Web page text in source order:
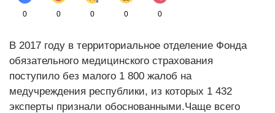
0 0 0 0 0
В 2017 году в территориальное отделение Фонда
обязательного медицинского страхования
поступило без малого 1 800 жалоб на
медучреждения республики, из которых 1 432
эксперты признали обоснованными.Чаще всего